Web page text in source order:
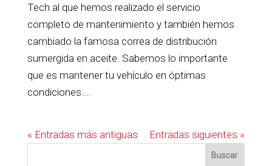
Tech al que hemos realizado el servicio
completo de mantenimiento y también hemos
cambiado la famosa correa de distribución
sumergida en aceite. Sabemos lo importante
que es mantener tu vehículo en óptimas
condiciones....
« Entradas más antiguas Entradas siguientes »
Buscar